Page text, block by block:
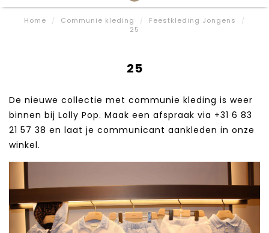
Home / Communie kleding / Feestkleding Jongens
/
25
25
De nieuwe collectie met communie kleding is weer
binnen bij Lolly Pop. Maak een afspraak via +31 6 83
21 57 38‬ en laat je communicant aankleden in onze
winkel.